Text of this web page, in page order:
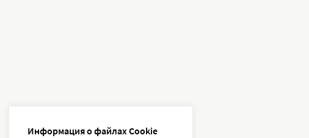
Информация о файлах Cookie